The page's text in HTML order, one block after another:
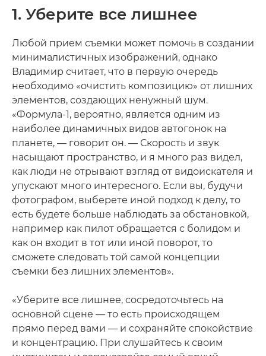
1. Уберите все лишнее
Любой прием съемки может помочь в создании
минималистичных изображений, однако
Владимир считает, что в первую очередь
необходимо «очистить композицию» от лишних
элементов, создающих ненужный шум.
«Формула-1, вероятно, является одним из
наиболее динамичных видов автогонок на
планете, — говорит он. — Скорость и звук
насыщают пространство, и я много раз видел,
как люди не отрывают взгляд от видоискателя и
упускают много интересного. Если вы, будучи
фотографом, выберете иной подход к делу, то
есть будете больше наблюдать за обстановкой,
например как пилот обращается с болидом и
как он входит в тот или иной поворот, то
сможете следовать той самой концепции
съемки без лишних элементов».
«Уберите все лишнее, сосредоточьтесь на
основной сцене — то есть происходящем
прямо перед вами — и сохраняйте спокойствие
и концентрацию. При слушайтесь к своим